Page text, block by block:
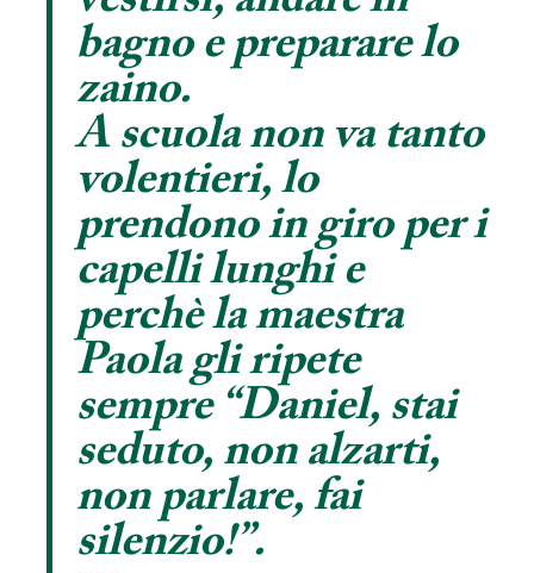
bagno e preparare lo
zaino.
A scuola non va tanto
volentieri, lo
prendono in giro per i
capelli lunghi e
perchè la maestra
Paola gli ripete
sempre “Daniel, stai
seduto, non alzarti,
non parlare, fai
silenzio!”.